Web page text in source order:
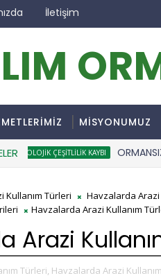
İletişim
MİSYONUMUZ
ÇEŞITLILIK KAYBI
Kullanım Türleri Havzalarda Arazi
Havzalarda Arazi Kullanım
Arazi
Türleri, Havzalarda Arazi